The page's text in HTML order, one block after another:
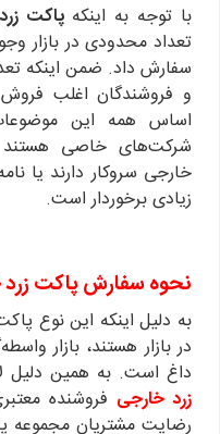
با توجه به اینکه پاکت
تعداد محدودی در بازار
سفارش داد. ضمن اینکه
و فروشندگان اغلب فروش
اساس همه این
شرکت‌های خاصی هستند
خارجی سروکار دارند یا
زیادی برخوردار است.
نحوه سفارش پاکت
به دلیل اینکه این نوع
در بازار هستند، بازار
داغ است. به همین دلیل
زرد خارجی فروشنده
رضایت مشتریان مجموعه